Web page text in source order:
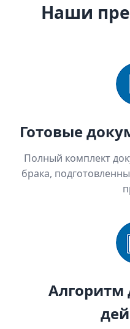
Наши
Готовые
Полный комплект
брака,